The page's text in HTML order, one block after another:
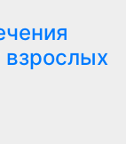
взрослых